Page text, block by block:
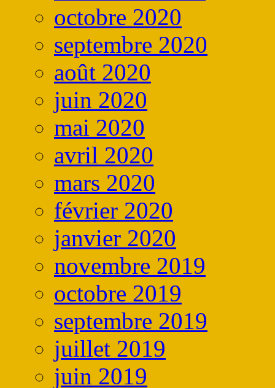
octobre 2020
septembre 2020
août 2020
juin 2020
mai 2020
avril 2020
mars 2020
février 2020
janvier 2020
novembre 2019
octobre 2019
septembre 2019
juillet 2019
juin 2019